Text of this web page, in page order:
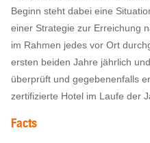
Beginn steht dabei eine
einer Strategie zur Erreichung
im Rahmen jedes vor Ort
ersten beiden Jahre jährlich
überprüft und gegebenenfalls
zertifizierte Hotel im Laufe der
Facts